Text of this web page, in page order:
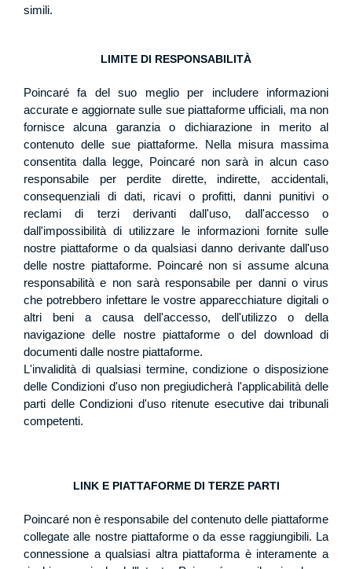
simili.
LIMITE DI RESPONSABILITÀ
Poincaré fa del suo meglio per includere informazioni
accurate e aggiornate sulle sue piattaforme ufficiali, ma non
fornisce alcuna garanzia o dichiarazione in merito al
contenuto delle sue piattaforme. Nella misura massima
consentita dalla legge, Poincaré non sarà in alcun caso
responsabile per perdite dirette, indirette, accidentali,
consequenziali di dati, ricavi o profitti, danni punitivi o
reclami di terzi derivanti dall'uso, dall'accesso o
dall'impossibilità di utilizzare le informazioni fornite sulle
nostre piattaforme o da qualsiasi danno derivante dall'uso
delle nostre piattaforme. Poincaré non si assume alcuna
responsabilità e non sarà responsabile per danni o virus
che potrebbero infettare le vostre apparecchiature digitali o
altri beni a causa dell'accesso, dell'utilizzo o della
navigazione delle nostre piattaforme o del download di
documenti dalle nostre piattaforme.
L'invalidità di qualsiasi termine, condizione o disposizione
delle Condizioni d'uso non pregiudicherà l'applicabilità delle
parti delle Condizioni d'uso ritenute esecutive dai tribunali
competenti.
LINK E PIATTAFORME DI TERZE PARTI
Poincaré non è responsabile del contenuto delle piattaforme
collegate alle nostre piattaforme o da esse raggiungibili. La
connessione a qualsiasi altra piattaforma è interamente a